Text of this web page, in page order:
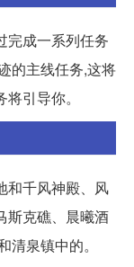
完成一系列任务
的主线任务,这将
引导你。
和千风神殿、风
斯克礁、晨曦酒
泉镇中的。